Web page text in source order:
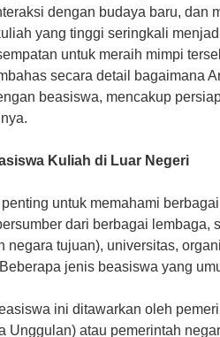
dengan budaya baru, dan
yang tinggi seringkali
untuk meraih mimpi
secara detail bagaimana
beasiswa, mencakup
Kuliah di Luar Negeri
untuk memahami
dari berbagai lembaga,
negara tujuan), universitas,
jenis beasiswa yang
ini ditawarkan oleh
Unggulan) atau pemerintah